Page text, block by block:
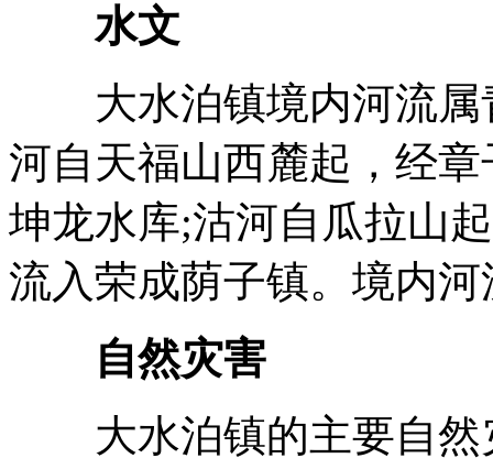
水文
大水泊镇境内河流属
河自天福山西麓起，经
坤龙水库;沽河自瓜拉山
流入荣成荫子镇。境内
自然灾害
大水泊镇的主要自然